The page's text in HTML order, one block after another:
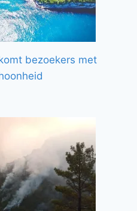
bezoekers met